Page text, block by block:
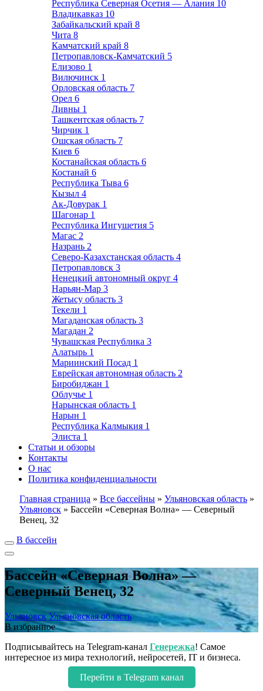
Республика Северная Осетия — Алания 10
Владикавказ 10
Забайкальский край 8
Чита 8
Камчатский край 8
Петропавловск-Камчатский 5
Елизово 1
Вилючинск 1
Орловская область 7
Орел 6
Ливны 1
Ташкентская область 7
Чирчик 1
Ошская область 7
Киев 6
Костанайская область 6
Костанай 6
Республика Тыва 6
Кызыл 4
Ак-Довурак 1
Шагонар 1
Республика Ингушетия 5
Магас 2
Назрань 2
Северо-Казахстанская область 4
Петропавловск 3
Ненецкий автономный округ 4
Нарьян-Мар 3
Жетысу область 3
Текели 1
Магаданская область 3
Магадан 2
Чувашская Республика 3
Алатырь 1
Мариинский Посад 1
Еврейская автономная область 2
Биробиджан 1
Облучье 1
Нарынская область 1
Нарын 1
Республика Калмыкия 1
Элиста 1
Статьи и обзоры
Контакты
О нас
Политика конфиденциальности
Главная страница » Все бассейны » Ульяновская область »
Ульяновск » Бассейн «Северная Волна» — Северный
Венец, 32
В бассейн
Бассейн «Северная Волна» —
Северный Венец, 32
Ульяновск Ульяновская область
В избранное
Подписывайтесь на Telegram-канал Генережка! Самое
интересное из мира технологий, нейросетей, IT и бизнеса.
Перейти в Telegram канал